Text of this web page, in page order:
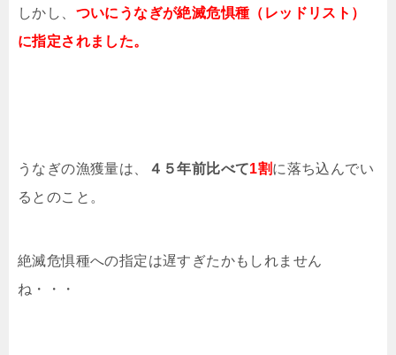
しかし、 ついにうなぎが絶滅危惧種（レッドリスト）
に指定されました。
うなぎの漁獲量は、 ４５年前比べて1割に落ち込んでい
るとのこと。
絶滅危惧種への指定は遅すぎたかもしれません
ね・・・